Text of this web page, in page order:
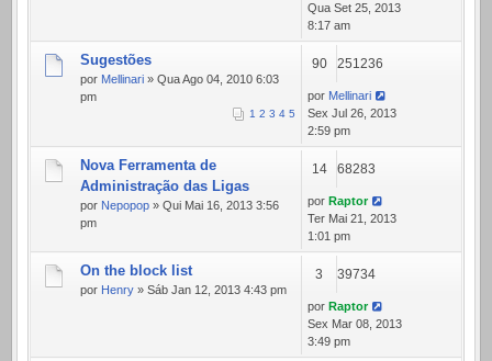
Qua Set 25, 2013
8:17 am
Sugestões
por Mellinari » Qua Ago 04, 2010 6:03
pm
1 2 3 4 5
90 251236
por Mellinari
Sex Jul 26, 2013
2:59 pm
Nova Ferramenta de
Administração das Ligas
por Nepopop » Qui Mai 16, 2013 3:56
pm
14 68283
por Raptor
Ter Mai 21, 2013
1:01 pm
On the block list
por Henry » Sáb Jan 12, 2013 4:43 pm
3 39734
por Raptor
Sex Mar 08, 2013
3:49 pm